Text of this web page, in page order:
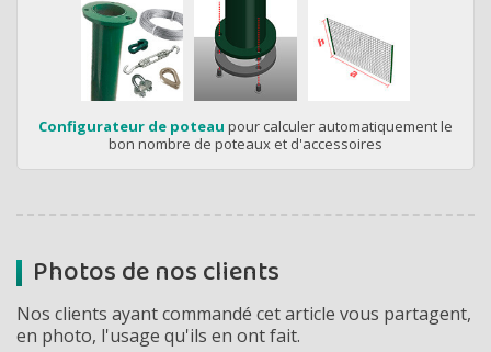
Configurateur de poteau pour calculer automatiquement le
bon nombre de poteaux et d'accessoires
Photos de nos clients
Nos clients ayant commandé cet article vous partagent,
en photo, l'usage qu'ils en ont fait.